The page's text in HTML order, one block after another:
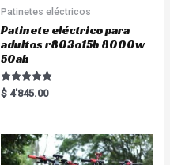
Patinetes eléctricos
Patinete eléctrico para
adultos r803o15b 8000w
50ah
Rated
5.00
$ 4'845.00